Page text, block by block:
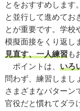
とをおすすめします
と並行して進めてお
とが重要です。学校
模擬面接をくり返し
見直す、一人練習も
ポイントは、 いろ
問わず、練習しまし
さまざまなパターン
官役だと慣れてダラ